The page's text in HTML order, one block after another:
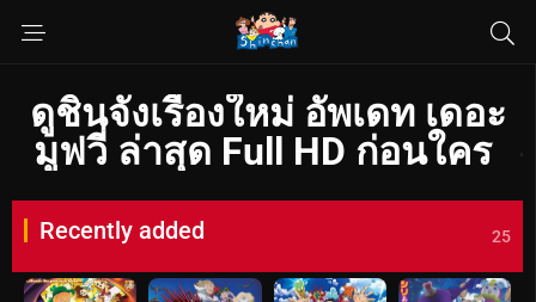
ดูชินจังเรื่องใหม่ อัพเดท เดอะ
มูฟวี่ ล่าสุด Full HD ก่อนใคร
Recently added 25